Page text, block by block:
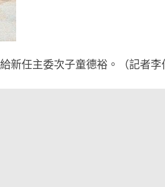
新任主委次子童德裕。（記者李